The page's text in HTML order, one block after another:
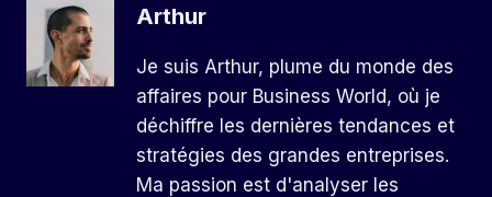
Arthur
Je suis Arthur, plume du monde des
affaires pour Business World, où je
déchiffre les dernières tendances et
stratégies des grandes entreprises.
Ma passion est d'analyser les